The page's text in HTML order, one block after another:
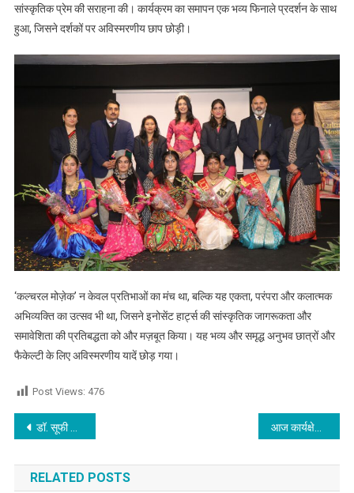
सांस्कृतिक प्रेम की सराहना की। कार्यक्रम का समापन एक भव्य फिनाले प्रदर्शन के साथ
हुआ, जिसने दर्शकों पर अविस्मरणीय छाप छोड़ी।
‘कल्चरल मोज़ेक’ न केवल प्रतिभाओं का मंच था, बल्कि यह एकता, परंपरा और कलात्मक
अभिव्यक्ति का उत्सव भी था, जिसने इनोसेंट हार्ट्स की सांस्कृतिक जागरूकता और
समावेशिता की प्रतिबद्धता को और मज़बूत किया। यह भव्य और समृद्ध अनुभव छात्रों और
फैकेल्टी के लिए अविस्मरणीय यादें छोड़ गया।
Post Views: 476
Post navigation
डॉ. सूफी राज जैन को सूफी इस्लामिक बोर्ड के राष्ट्रीय उपाध्यक्ष (उत्तर भारत) पद पर नियुक्ति,पढ़े आज कार्यक्षेत्र में अतिरिक्त परिश्रम करने की आवश्यकता रहेगी,व्यापार में होगी अच्छी आय,जाने आज का राशिफल
RELATED POSTS